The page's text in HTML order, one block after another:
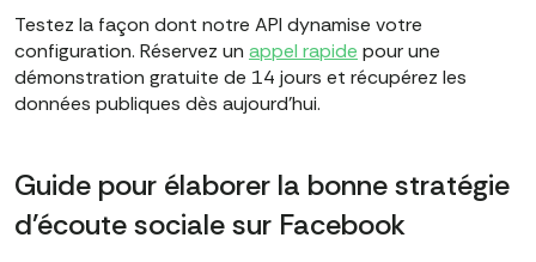
Testez la façon dont notre API dynamise votre
configuration. Réservez un appel rapide pour une
démonstration gratuite de 14 jours et récupérez les
données publiques dès aujourd'hui.
Guide pour élaborer la bonne stratégie
d'écoute sociale sur Facebook